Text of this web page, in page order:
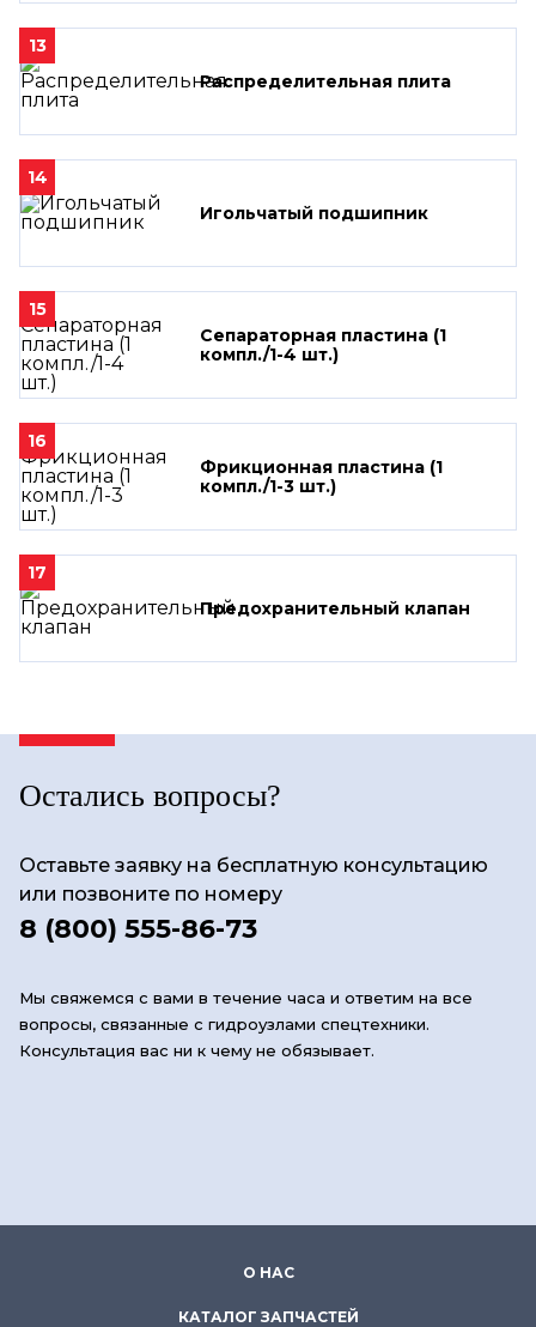
13
Распределительная плита
14
Игольчатый подшипник
15
Сепараторная пластина (1
компл./1-4 шт.)
16
Фрикционная пластина (1
компл./1-3 шт.)
17
Предохранительный клапан
Остались вопросы?
Оставьте заявку на бесплатную консультацию
или позвоните по номеру
8 (800) 555-86-73
Мы свяжемся с вами в течение часа и ответим на все
вопросы, связанные с гидроузлами спецтехники.
Консультация вас ни к чему не обязывает.
О НАС
КАТАЛОГ ЗАПЧАСТЕЙ